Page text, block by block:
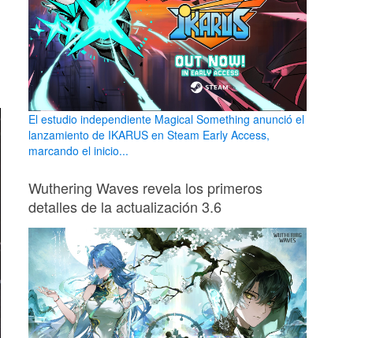
El estudio independiente Magical Something anunció el
lanzamiento de IKARUS en Steam Early Access,
marcando el inicio...
Wuthering Waves revela los primeros
detalles de la actualización 3.6